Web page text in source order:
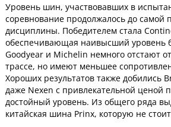
Уровень шин, участвовавших в
соревнование продолжалось до самой
дисциплины. Победителем стала
обеспечивающая наивысший уровень
Goodyear и Michelin немного отстают
трассе, но имеют меньшее
Хороших результатов также добились
даже Nexen с привлекательной ценой
достойный уровень. Из общего ряда
китайская шина Prinx, которую не